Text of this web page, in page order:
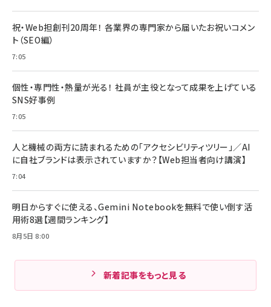
祝・Web担創刊20周年！ 各業界の専門家から届いたお祝いコメン
ト（SEO編）
7:05
個性・専門性・熱量が光る！ 社員が主役となって成果を上げている
SNS好事例
7:05
人と機械の両方に読まれるための「アクセシビリティツリー」／AI
に自社ブランドは表示されていますか？【Web担当者向け講演】
7:04
明日からすぐに使える、Gemini Notebookを無料で使い倒す活
用術8選【週間ランキング】
8月5日 8:00
新着記事をもっと見る